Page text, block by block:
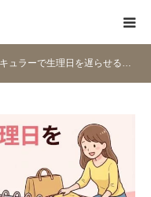
ュラーで生理日を遅らせる…